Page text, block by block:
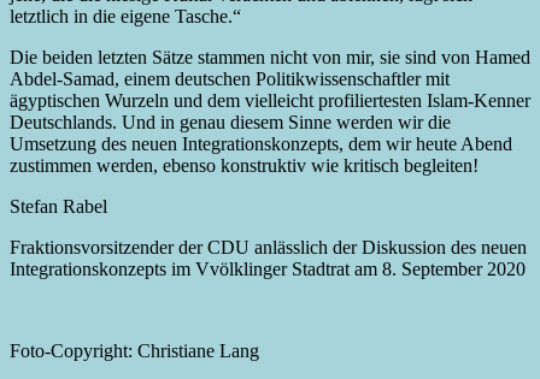
letztlich in die eigene Tasche.“
Die beiden letzten Sätze stammen nicht von mir, sie sind von Hamed
Abdel-Samad, einem deutschen Politikwissenschaftler mit
ägyptischen Wurzeln und dem vielleicht profiliertesten Islam-Kenner
Deutschlands. Und in genau diesem Sinne werden wir die
Umsetzung des neuen Integrationskonzepts, dem wir heute Abend
zustimmen werden, ebenso konstruktiv wie kritisch begleiten!
Stefan Rabel
Fraktionsvorsitzender der CDU anlässlich der Diskussion des neuen
Integrationskonzepts im Vvölklinger Stadtrat am 8. September 2020
Foto-Copyright: Christiane Lang